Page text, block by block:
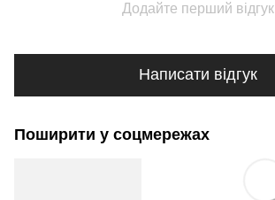
Додайте перший відгук
Написати відгук
Поширити у соцмережах